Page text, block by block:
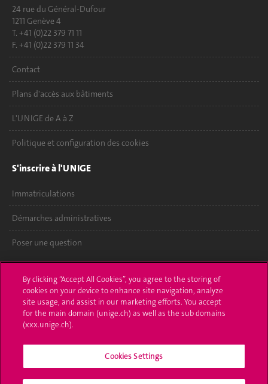
24 rue du Général-Dufour
1211 Genève 4
T. +41 (0)22 379 71 11
F. +41 (0)22 379 11 34
Contact
Plans d'accès aux bâtiments
L'UNIGE de A à Z
Politique et configuration des cookies
S'inscrire à l'UNIGE
Immatriculations
Démarches administratives
Poser une question
UNIGE Mobile
Médias
Offres d'emploi
Bibliothèque
By clicking “Accept All Cookies”, you agree to the storing of
cookies on your device to enhance site navigation, analyze
site usage, and assist in our marketing efforts. You accept
for the main domain (unige.ch) as well as the sub domains
(xxx.unige.ch).
Cookies Settings